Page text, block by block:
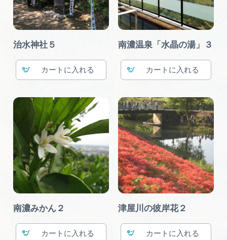
治水神社５
カート
南濃温泉「水晶の湯」３
カート
南濃みかん２
カート
津屋川の彼岸花２
カート